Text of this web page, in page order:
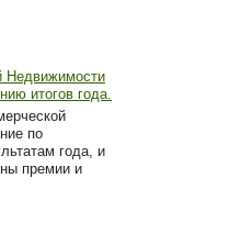
Недвижимости
итогов года.
по
года, и
премии и